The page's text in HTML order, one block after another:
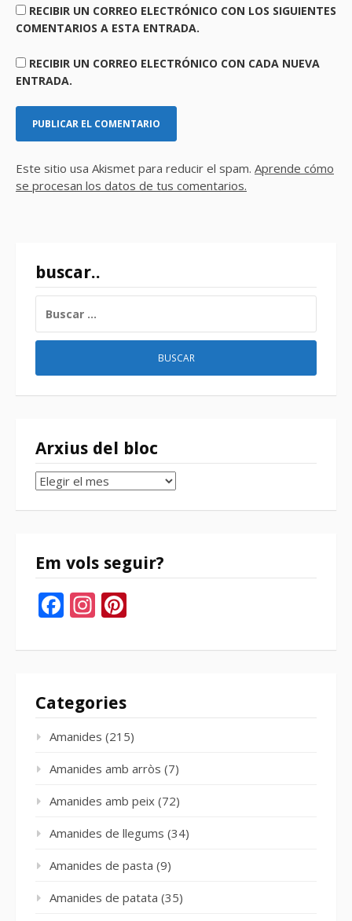
RECIBIR UN CORREO ELECTRÓNICO CON LOS SIGUIENTES
COMENTARIOS A ESTA ENTRADA.
RECIBIR UN CORREO ELECTRÓNICO CON CADA NUEVA
ENTRADA.
Este sitio usa Akismet para reducir el spam. Aprende cómo
se procesan los datos de tus comentarios.
buscar..
Arxius del bloc
Arxius
bloc
Em vols seguir?
Facebook
Instagram
Categories
Amanides (215)
Amanides amb arròs (7)
Amanides amb peix (72)
Amanides de llegums (34)
Amanides de pasta (9)
Amanides de patata (35)